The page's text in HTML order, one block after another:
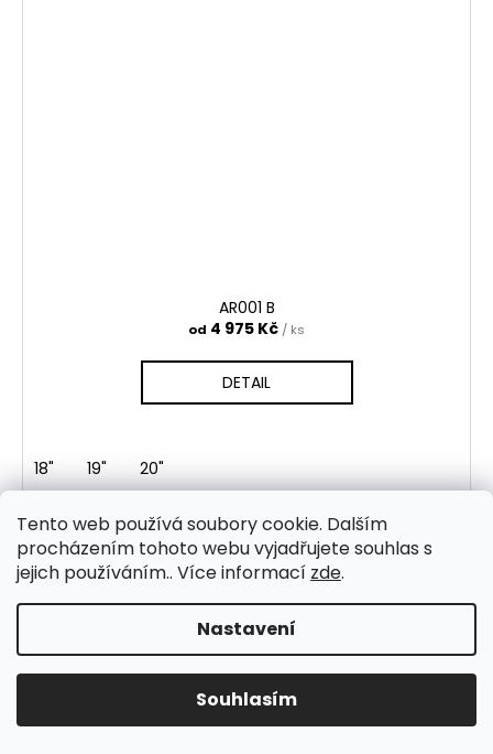
Tento web používá soubory cookie. Dalším
procházením tohoto webu vyjadřujete souhlas s
jejich používáním.. Více informací zde.
Nastavení
Souhlasím
AR001 B
od 4 975 Kč / ks
DETAIL
18" 19" 20"
O
l
á
NAČÍST DALŠÍ 4
S
t
r
á
n
k
o
v
1 2
položek celkem